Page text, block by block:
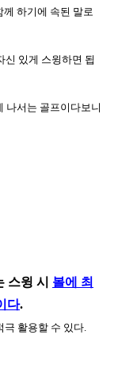
께 하기에 속된 말로
신 있게 스윙하면 됩
나서는 골프이다보니
스윙 시 볼에 최
다.
극 활용할 수 있다